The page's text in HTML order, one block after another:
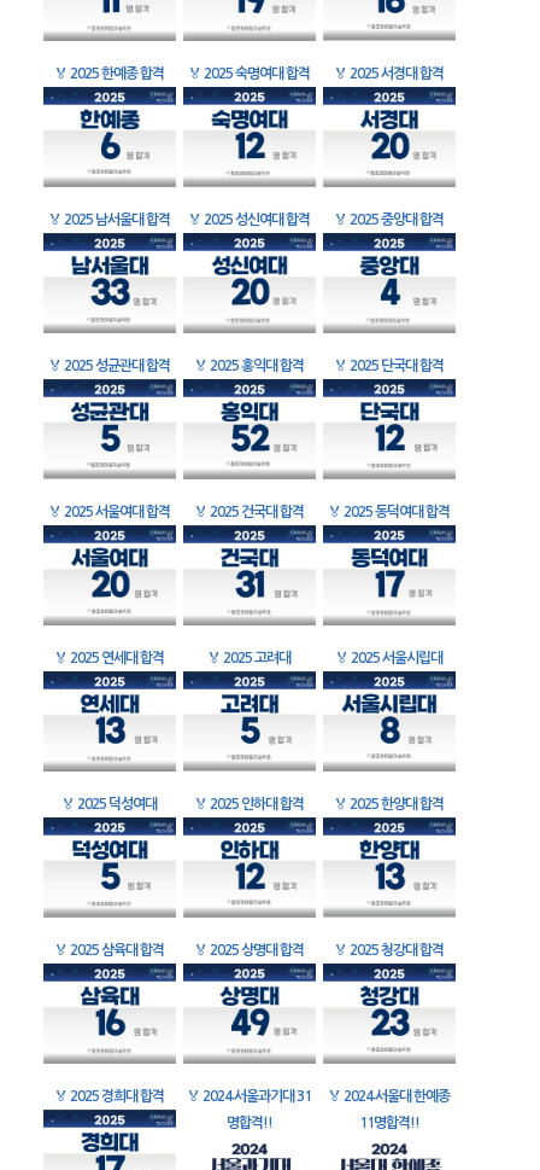
🏅 2025 한예종 합격 🏅 2025 숙명여대 합격 🏅 2025 서경대 합격
🏅 2025 남서울대 합격 🏅 2025 성신여대 합격 🏅 2025 중앙대 합격
🏅 2025 성균관대 합격 🏅 2025 홍익대 합격 🏅 2025 단국대 합격
🏅 2025 서울여대 합격 🏅 2025 건국대 합격 🏅 2025 동덕여대 합격
🏅 2025 연세대 합격 🏅 2025 고려대 🏅 2025 서울시립대
🏅 2025 덕성여대 🏅 2025 인하대 합격 🏅 2025 한양대 합격
🏅 2025 삼육대 합격 🏅 2025 상명대 합격 🏅 2025 청강대 합격
🏅 2025 경희대 합격 🏅 2024 서울과기대 31
명합격!!
🏅 2024 서울대 한예종
11명합격!!